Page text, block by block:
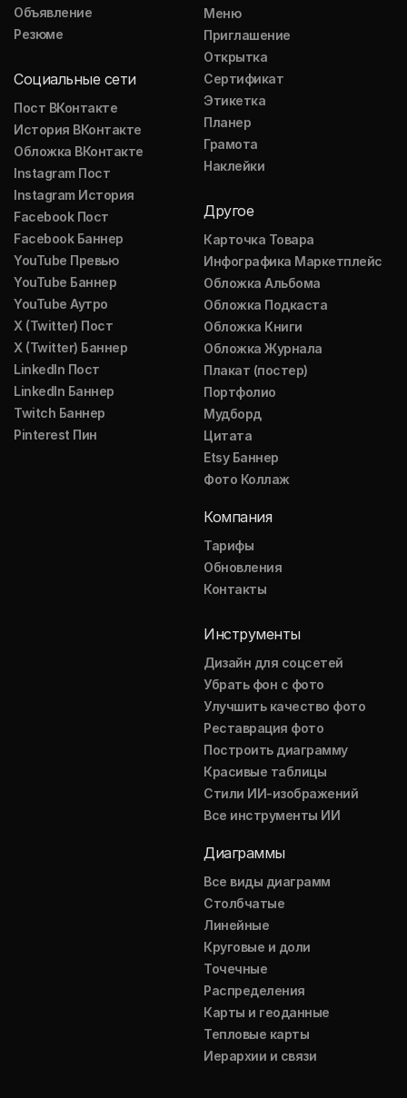
Объявление
Резюме
Социальные сети
Пост ВКонтакте
История ВКонтакте
Обложка ВКонтакте
Instagram Пост
Instagram История
Facebook Пост
Facebook Баннер
YouTube Превью
YouTube Баннер
YouTube Аутро
X (Twitter) Пост
X (Twitter) Баннер
LinkedIn Пост
LinkedIn Баннер
Twitch Баннер
Pinterest Пин
Меню
Приглашение
Открытка
Сертификат
Этикетка
Планер
Грамота
Наклейки
Другое
Карточка Товара
Инфографика Маркетплейс
Обложка Альбома
Обложка Подкаста
Обложка Книги
Обложка Журнала
Плакат (постер)
Портфолио
Мудборд
Цитата
Etsy Баннер
Фото Коллаж
Компания
Тарифы
Обновления
Контакты
Инструменты
Дизайн для соцсетей
Убрать фон с фото
Улучшить качество фото
Реставрация фото
Построить диаграмму
Красивые таблицы
Стили ИИ-изображений
Все инструменты ИИ
Диаграммы
Все виды диаграмм
Столбчатые
Линейные
Круговые и доли
Точечные
Распределения
Карты и геоданные
Тепловые карты
Иерархии и связи